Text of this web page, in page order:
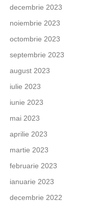
decembrie 2023
noiembrie 2023
octombrie 2023
septembrie 2023
august 2023
iulie 2023
iunie 2023
mai 2023
aprilie 2023
martie 2023
februarie 2023
ianuarie 2023
decembrie 2022